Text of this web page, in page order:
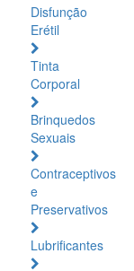
Disfunção
Erétil
Tinta
Corporal
Brinquedos
Sexuais
Contraceptivos
e
Preservativos
Lubrificantes